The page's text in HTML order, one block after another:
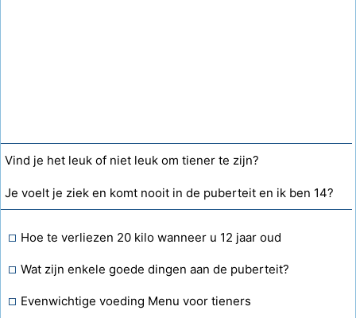
Vind je het leuk of niet leuk om tiener te zijn?
Je voelt je ziek en komt nooit in de puberteit en ik ben 14?
Hoe te verliezen 20 kilo wanneer u 12 jaar oud
Wat zijn enkele goede dingen aan de puberteit?
Evenwichtige voeding Menu voor tieners